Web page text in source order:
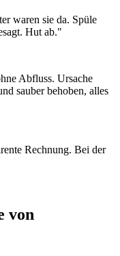
waren sie da. Spüle
Hut ab."
Abfluss. Ursache
sauber behoben, alles
Rechnung. Bei der
von